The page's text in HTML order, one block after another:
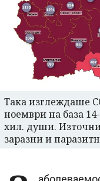
Така изглеждаше
ноември на база
хил. души.
заразни и